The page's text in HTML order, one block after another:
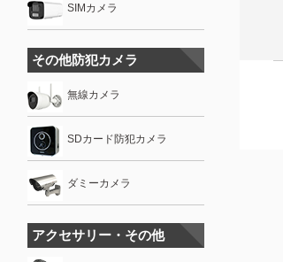
SIMカメラ
その他防犯カメラ
無線カメラ
SDカード防犯カメラ
ダミーカメラ
アクセサリー・その他